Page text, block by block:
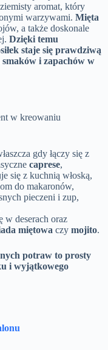
aromat, który
warzywami. Mięta
a także doskonale
Dzięki temu
staje się prawdziwą
smaków i zapachów w
w kreowaniu
gdy łączy się z
caprese,
się z kuchnią włoską,
do makaronów,
pieczeni i zup,
w deserach oraz
miętowa czy mojito.
potraw to prosty
i wyjątkowego